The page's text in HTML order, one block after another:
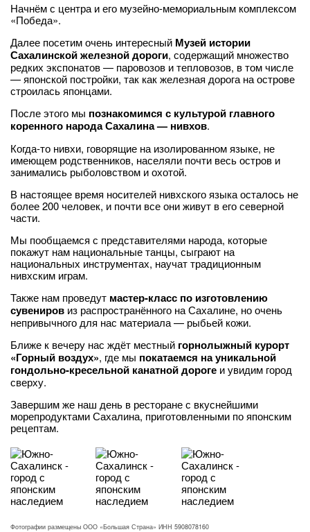
Начнём с центра и его музейно-мемориальным комплексом
«Победа».
Далее посетим очень интересный Музей истории
Сахалинской железной дороги, содержащий множество
редких экспонатов — паровозов и тепловозов, в том числе
— японской постройки, так как железная дорога на острове
строилась японцами.
После этого мы познакомимся с культурой главного
коренного народа Сахалина — нивхов.
Когда-то нивхи, говорящие на изолированном языке, не
имеющем родственников, населяли почти весь остров и
занимались рыболовством и охотой.
В настоящее время носителей нивхского языка осталось не
более 200 человек, и почти все они живут в его северной
части.
Мы пообщаемся с представителями народа, которые
покажут нам национальные танцы, сыграют на
национальных инструментах, научат традиционным
нивхским играм.
Также нам проведут мастер-класс по изготовлению
сувениров из распространённого на Сахалине, но очень
непривычного для нас материала — рыбьей кожи.
Ближе к вечеру нас ждёт местный горнолыжный курорт
«Горный воздух», где мы покатаемся на уникальной
гондольно-кресельной канатной дороге и увидим город
сверху.
Завершим же наш день в ресторане с вкуснейшими
морепродуктами Сахалина, приготовленными по японским
рецептам.
Фотографии размещены ООО «Большая Страна» ИНН 5908078160